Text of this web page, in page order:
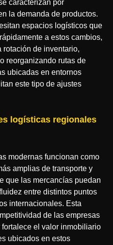
caracterizan por
la demanda de productos.
espacios logísticos que
a estos cambios,
rotación de inventario,
reorganizando rutas de
ubicadas en entornos
este tipo de ajustes
logísticas regionales
modernas funcionan como
amplias de transporte y
que las mercancías puedan
entre distintos puntos
internacionales. Esta
de las empresas
el valor inmobiliario
ubicados en estos